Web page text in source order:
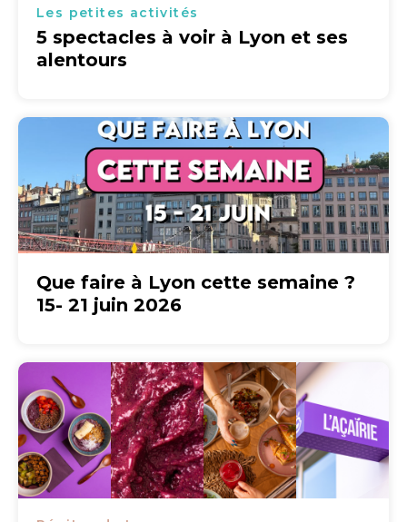
Les petites activités
5 spectacles à voir à Lyon et ses
alentours
Que faire à Lyon cette semaine ?
15- 21 juin 2026